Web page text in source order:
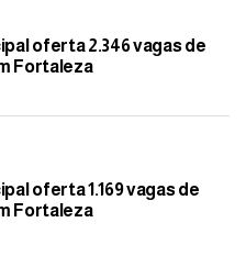
oferta 2.346 vagas de
Fortaleza
oferta 1.169 vagas de
Fortaleza